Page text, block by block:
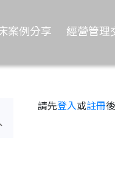
案例分享 經營管理
請先登入或註冊